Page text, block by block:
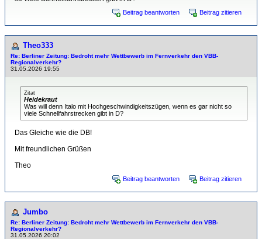
Beitrag beantworten Beitrag zitieren
Theo333
Re: Berliner Zeitung: Bedroht mehr Wettbewerb im Fernverkehr den VBB-
Regionalverkehr?
31.05.2026 19:55
Zitat
Heidekraut
Was will denn Italo mit Hochgeschwindigkeitszügen, wenn es gar nicht so
viele Schnellfahrstrecken gibt in D?
Das Gleiche wie die DB!
Mit freundlichen Grüßen
Theo
Beitrag beantworten Beitrag zitieren
Jumbo
Re: Berliner Zeitung: Bedroht mehr Wettbewerb im Fernverkehr den VBB-
Regionalverkehr?
31.05.2026 20:02